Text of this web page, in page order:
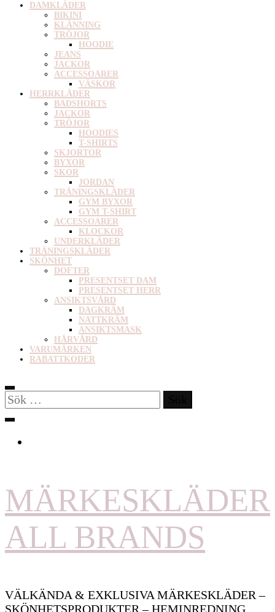
DAMKLÄDER
BIKINI
KLÄNNING
TRÖJOR
HOODIE
JEANS
JACKOR
ACCESSOARER
VÄSKOR
HERRKLÄDER
BADSHORTS
JACKOR
TRÖJOR
HOODIES
T-SHIRTS
SKJORTOR
BYXOR
SKOR
JORDAN
TRÄNINGSKLÄDER
GYM BYXOR
GYM T-SHIRT
ACCESSOARER
KLOCKOR
UNDERKLÄDER
TRÄNINGSKLÄDER
SKÖNHET
DOFTER
PRESENTSET DAM
PRESENTSET HERR
ANSIKTSVÅRD
DAGKRÄM
NATTKRÄM
ANSIKTSMASK
HÅRVÅRD
VARUMÄRKEN
RABATTKODER
Sök
efter:
MÄRKESKLÄDER
ALL BRANDS
VÄLKÄNDA & EXKLUSIVA MÄRKESKLÄDER –
SKÖNHETSPRODUKTER – HEMINREDNING